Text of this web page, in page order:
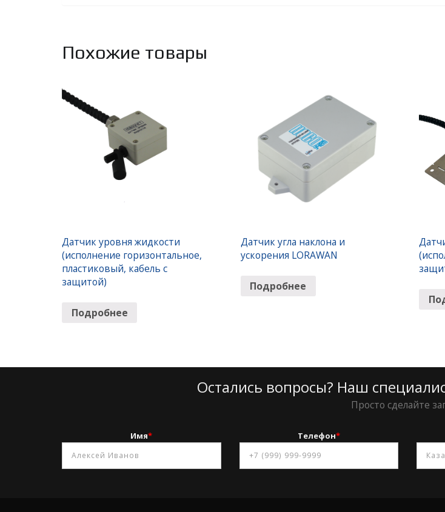
Похожие товары
Датчик уровня жидкости
(исполнение горизонтальное,
пластиковый, кабель с
защитой)
Подробнее
Датчик угла наклона и
ускорения LORAWAN
Подробнее
Остались вопросы? Наш
Просто сделайте
Имя* Телефон*